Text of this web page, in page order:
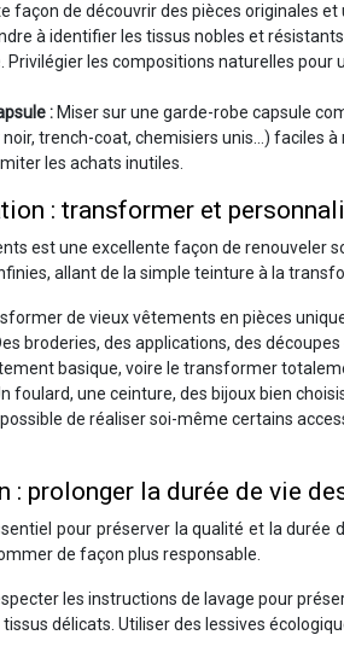
façon de découvrir des pièces originales
à identifier les tissus nobles et
Privilégier les compositions naturelles
: Miser sur une garde-robe capsule
trench-coat, chemisiers unis…) faciles
les achats inutiles.
: transformer et
est une excellente façon de renouveler
allant de la simple teinture à la
de vieux vêtements en pièces
broderies, des applications, des
basique, voire le transformer
foulard, une ceinture, des bijoux bien
de réaliser soi-même certains
: prolonger la durée de vie
pour préserver la qualité et la durée
de façon plus responsable.
les instructions de lavage pour
délicats. Utiliser des lessives